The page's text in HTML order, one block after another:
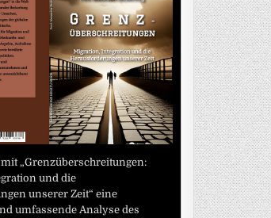
„Grenzüberschreitungen:
und die
unserer Zeit“ eine
umfassende Analyse des